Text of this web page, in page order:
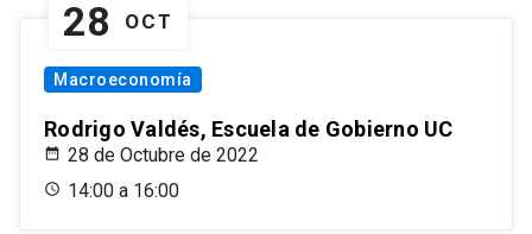
28 OCT
Macroeconomía
Rodrigo Valdés, Escuela de Gobierno UC
28 de Octubre de 2022
14:00 a 16:00